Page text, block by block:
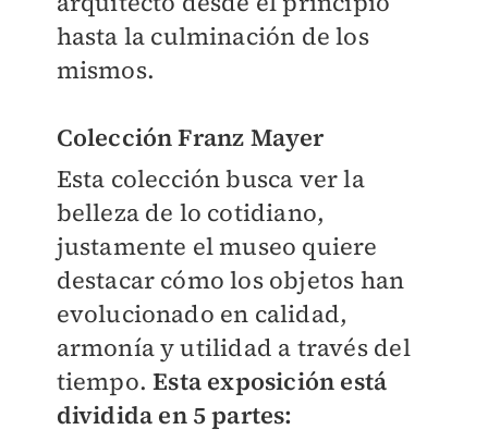
hasta la culminación de los
mismos.
Colección Franz Mayer
Esta colección busca ver la
belleza de lo cotidiano,
justamente el museo quiere
destacar cómo los objetos han
evolucionado en calidad,
armonía y utilidad a través del
tiempo.Esta exposición está
dividida en 5 partes: